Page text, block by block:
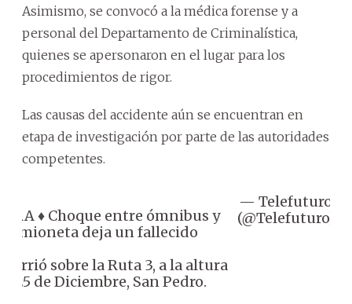
Asimismo, se convocó a la médica forense y a
personal del Departamento de Criminalística,
quienes se apersonaron en el lugar para los
procedimientos de rigor.
Las causas del accidente aún se encuentran en
etapa de investigación por parte de las autoridades
competentes.
♦️ Choque entre ómnibus y
camioneta deja un fallecido
sobre la Ruta 3, a la altura
25 de Diciembre, San Pedro.
— Telefuturo
(@Telefuturo)